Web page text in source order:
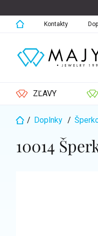
na
obsah
Kontakty
ZĽAVY
Domov
/ Doplnky /
10014